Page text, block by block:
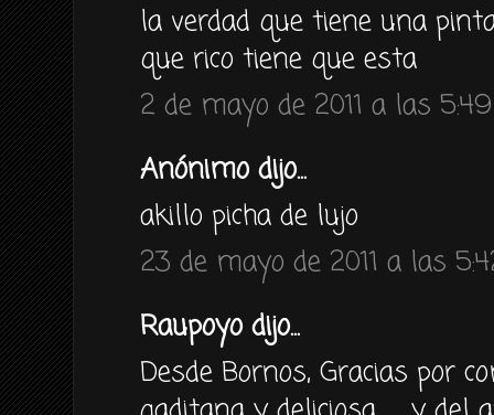
la verdad que tiene una
que rico tiene que esta
2 de mayo de 2011 a las 5:49
Anónimo dijo...
akillo picha de lujo
23 de mayo de 2011 a las
Raupoyo dijo...
Desde Bornos, Gracias por